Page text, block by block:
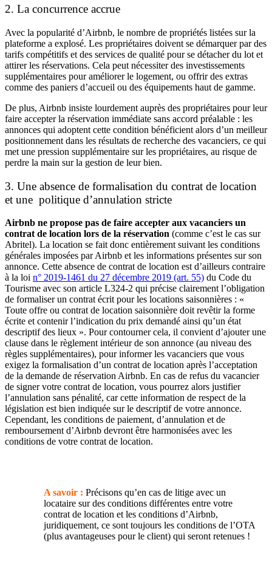
2. La concurrence accrue
Avec la popularité d’Airbnb, le nombre de propriétés listées sur la
plateforme a explosé. Les propriétaires doivent se démarquer par des
tarifs compétitifs et des services de qualité pour se détacher du lot et
attirer les réservations. Cela peut nécessiter des investissements
supplémentaires pour améliorer le logement, ou offrir des extras
comme des paniers d’accueil ou des équipements haut de gamme.
De plus, Airbnb insiste lourdement auprès des propriétaires pour leur
faire accepter la réservation immédiate sans accord préalable : les
annonces qui adoptent cette condition bénéficient alors d’un meilleur
positionnement dans les résultats de recherche des vacanciers, ce qui
met une pression supplémentaire sur les propriétaires, au risque de
perdre la main sur la gestion de leur bien.
3. Une absence de formalisation du contrat de location
et une politique d’annulation stricte
Airbnb ne propose pas de faire accepter aux vacanciers un
contrat de location lors de la réservation (comme c’est le cas sur
Abritel). La location se fait donc entièrement suivant les conditions
générales imposées par Airbnb et les informations présentes sur son
annonce. Cette absence de contrat de location est d’ailleurs contraire
à la loi n° 2019-1461 du 27 décembre 2019 (art. 55) du Code du
Tourisme avec son article L324-2 qui précise clairement l’obligation
de formaliser un contrat écrit pour les locations saisonnières : «
Toute offre ou contrat de location saisonnière doit revêtir la forme
écrite et contenir l’indication du prix demandé ainsi qu’un état
descriptif des lieux ». Pour contourner cela, il convient d’ajouter une
clause dans le règlement intérieur de son annonce (au niveau des
règles supplémentaires), pour informer les vacanciers que vous
exigez la formalisation d’un contrat de location après l’acceptation
de la demande de réservation Airbnb. En cas de refus du vacancier
de signer votre contrat de location, vous pourrez alors justifier
l’annulation sans pénalité, car cette information de respect de la
législation est bien indiquée sur le descriptif de votre annonce.
Cependant, les conditions de paiement, d’annulation et de
remboursement d’Airbnb devront être harmonisées avec les
conditions de votre contrat de location.
A savoir : Précisons qu’en cas de litige avec un
locataire sur des conditions différentes entre votre
contrat de location et les conditions d’Airbnb,
juridiquement, ce sont toujours les conditions de l’OTA
(plus avantageuses pour le client) qui seront retenues !